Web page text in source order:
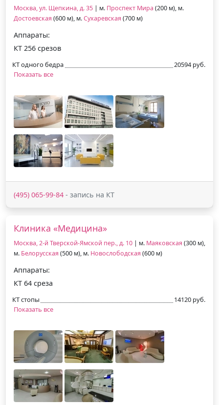
Москва, ул. Щепкина, д. 35 | м. Проспект Мира (200 м), м.
Достоевская (600 м), м.Сухаревская (700 м)
Аппараты:
КТ 256 срезов
КТ одного бедра
20594 руб.
Показать все
(495) 065-99-84 - запись на КТ
Клиника «Медицина»
Москва, 2-й Тверской-Ямской пер., д. 10 | м. Маяковская (300 м),
м. Белорусская (500 м), м. Новослободская (600 м)
Аппараты:
КТ 64 среза
КТ стопы
14120 руб.
Показать все